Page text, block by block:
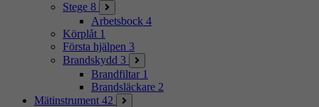
Stege 8
Arbetsbock 4
Körplåt 1
Första hjälpen 3
Brandskydd 3
Brandfiltar 1
Brandsläckare 2
Mätinstrument 42